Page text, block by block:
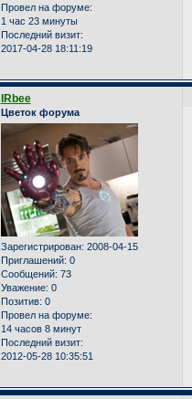
Провел на форуме:
1 час 23 минуты
Последний визит:
2017-04-28 18:11:19
IRbee
Цветок форума
Зарегистрирован: 2008-04-15
Приглашений: 0
Сообщений: 73
Уважение: 0
Позитив: 0
Провел на форуме:
14 часов 8 минут
Последний визит:
2012-05-28 10:35:51